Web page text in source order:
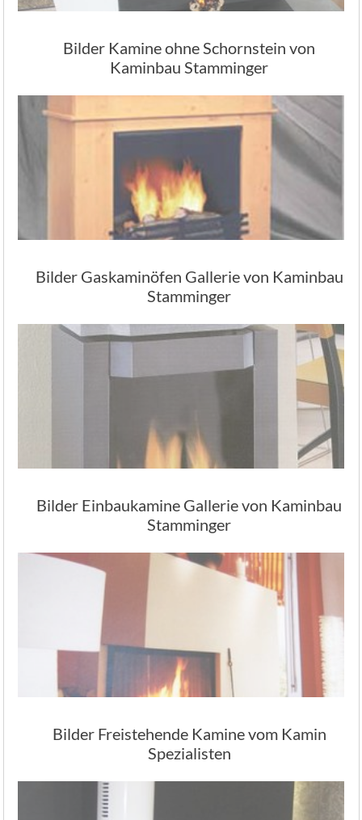
Bilder Kamine ohne Schornstein von
Kaminbau Stamminger
Bilder Gaskaminöfen Gallerie von Kaminbau
Stamminger
Bilder Einbaukamine Gallerie von Kaminbau
Stamminger
Bilder Freistehende Kamine vom Kamin
Spezialisten